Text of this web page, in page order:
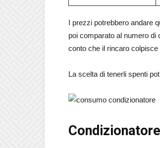
I prezzi potrebbero andare
poi comparato al numero di
conto che il rincaro
La scelta di tenerli spenti